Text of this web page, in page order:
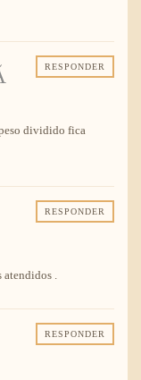
RESPONDER
dividido fica
RESPONDER
atendidos .
RESPONDER